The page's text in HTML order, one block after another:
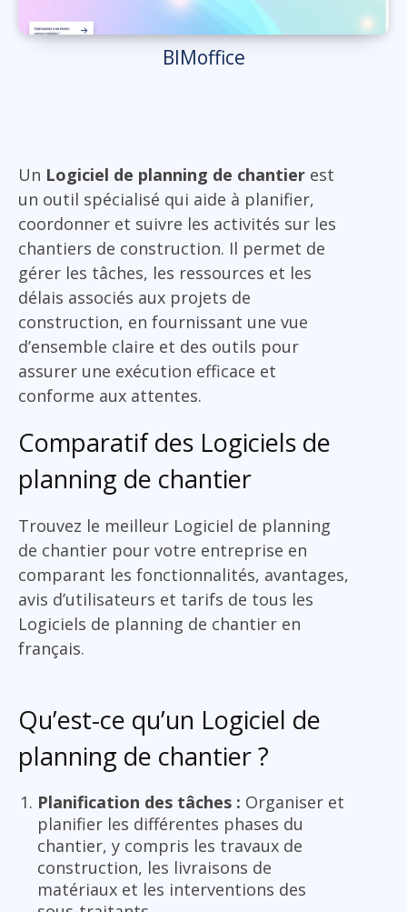
BIMoffice
Un Logiciel de planning de chantier est
un outil spécialisé qui aide à planifier,
coordonner et suivre les activités sur les
chantiers de construction. Il permet de
gérer les tâches, les ressources et les
délais associés aux projets de
construction, en fournissant une vue
d’ensemble claire et des outils pour
assurer une exécution efficace et
conforme aux attentes.
Comparatif des Logiciels de
planning de chantier
Trouvez le meilleur Logiciel de planning
de chantier pour votre entreprise en
comparant les fonctionnalités, avantages,
avis d’utilisateurs et tarifs de tous les
Logiciels de planning de chantier en
français.
Qu’est-ce qu’un Logiciel de
planning de chantier ?
Planification des tâches : Organiser et
planifier les différentes phases du
chantier, y compris les travaux de
construction, les livraisons de
matériaux et les interventions des